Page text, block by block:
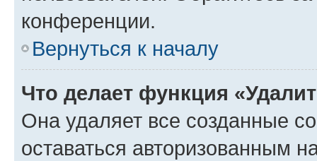
конференции.
Вернуться к началу
Что делает функция
Она удаляет все созданные
оставаться авторизованным